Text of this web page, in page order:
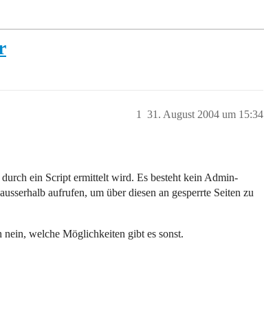
31. August 2004 um 15:34
1
ein Script ermittelt wird. Es besteht kein Admin-
aufrufen, um über diesen an gesperrte Seiten zu
welche Möglichkeiten gibt es sonst.